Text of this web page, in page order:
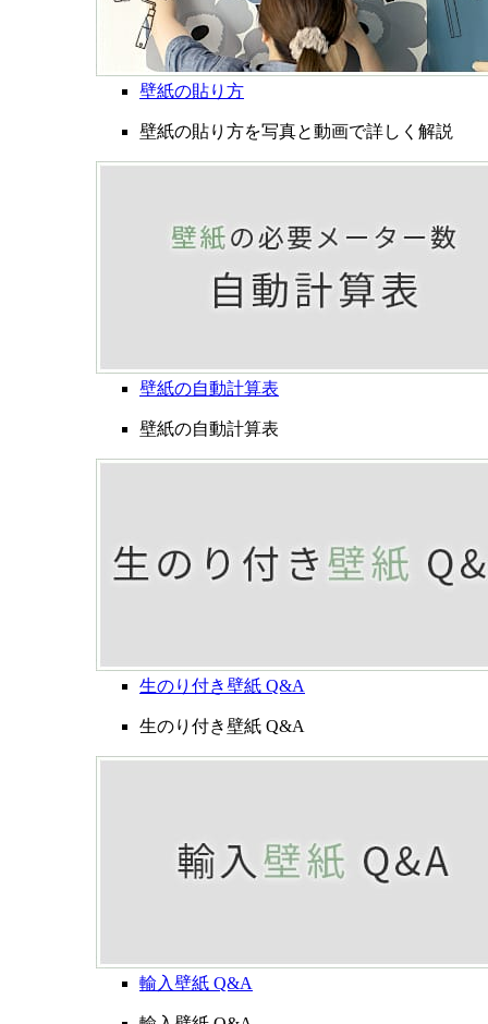
壁紙の貼り方
壁紙の貼り方を写真と動画で詳しく解説
壁紙の自動計算表
壁紙の自動計算表
生のり付き壁紙 Q&A
生のり付き壁紙 Q&A
輸入壁紙 Q&A